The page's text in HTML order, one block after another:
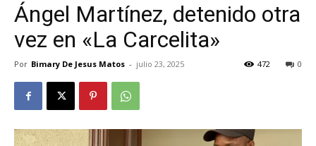
Ángel Martínez, detenido otra
vez en «La Carcelita»
Por Bimary De Jesus Matos - julio 23, 2025 0
472